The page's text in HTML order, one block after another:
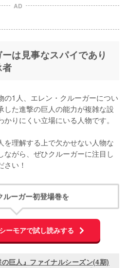
AD
は見事なスパイであり
の1人、エレン・クルーガーについ
した進撃の巨人の能力が複雑な設
りにくい立場にいる人物です。
を理解する上で欠かせない人物な
ながら、ぜひクルーガーに注目し
い！
ルーガー初登場巻を
ーモアで試し読みする
巨人』ファイナルシーズン(4期)